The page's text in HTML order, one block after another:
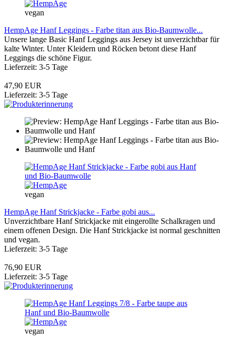
vegan
HempAge Hanf Leggings - Farbe titan aus Bio-Baumwolle...
Unsere lange Basic Hanf Leggings aus Jersey ist unverzichtbar für
kalte Winter. Unter Kleidern und Röcken betont diese Hanf
Leggings die schöne Figur.
Lieferzeit: 3-5 Tage
47,90 EUR
Lieferzeit: 3-5 Tage
vegan
HempAge Hanf Strickjacke - Farbe gobi aus...
Unverzichtbare Hanf Strickjacke mit eingerollte Schalkragen und
einem offenen Design. Die Hanf Strickjacke ist normal geschnitten
und vegan.
Lieferzeit: 3-5 Tage
76,90 EUR
Lieferzeit: 3-5 Tage
vegan